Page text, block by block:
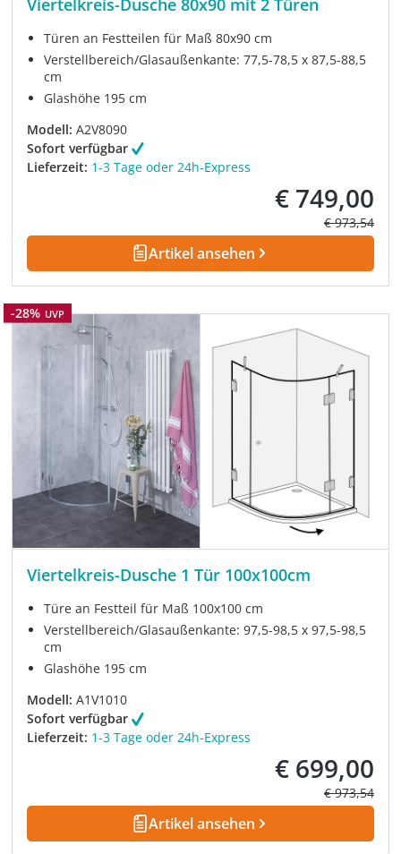
Türen an Festteilen für Maß 80x90 cm
Verstellbereich/Glasaußenkante: 77,5-78,5 x 87,5-88,5
cm
Glashöhe 195 cm
Modell: A2V8090
Sofort verfügbar
Lieferzeit: 1-3 Tage oder 24h-Express
Verkaufspreis:
€ 749,00
Regulärer
€ 973,54
Artikel ansehen
Rabatt
-28% UVP
Viertelkreis-Dusche 1 Tür 100x100cm
Türe an Festteil für Maß 100x100 cm
Verstellbereich/Glasaußenkante: 97,5-98,5 x 97,5-98,5
cm
Glashöhe 195 cm
Modell: A1V1010
Sofort verfügbar
Lieferzeit: 1-3 Tage oder 24h-Express
Verkaufspreis:
€ 699,00
Regulärer
€ 973,54
Artikel ansehen